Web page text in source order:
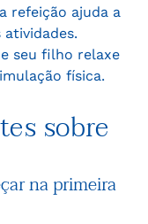
refeição ajuda a
atividades.
seu filho relaxe
física.
sobre
na primeira